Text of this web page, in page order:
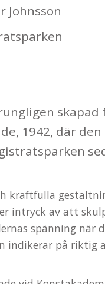
Johnsson
skapad
1942, där
kraftfulla
intryck av att
spänning när
indikerar på riktig